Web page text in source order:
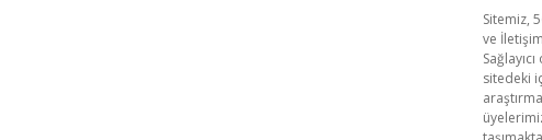
Sitemiz,
ve
sitedeki